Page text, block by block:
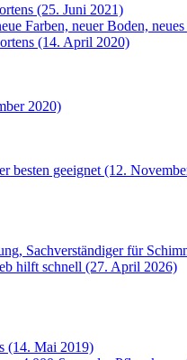
(25. Juni 2021)
Farben, neuer Boden,
(14. April 2020)
2020)
besten geeignet (12.
Sachverständiger für
hilft schnell (27. April 2026)
(14. Mai 2019)